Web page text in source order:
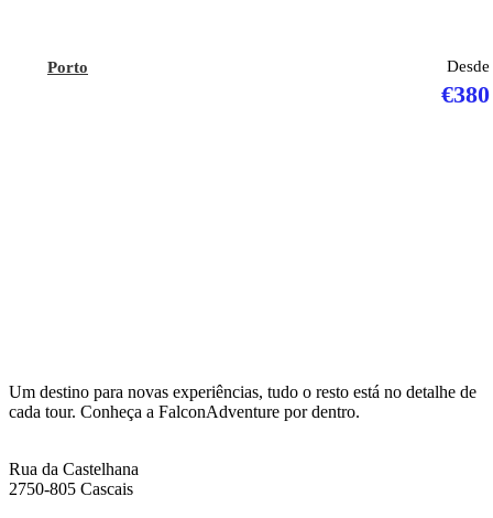
Porto Desde
€380
Um destino para novas experiências, tudo o resto está no detalhe de
cada tour. Conheça a FalconAdventure por dentro.
Rua da Castelhana
2750-805 Cascais